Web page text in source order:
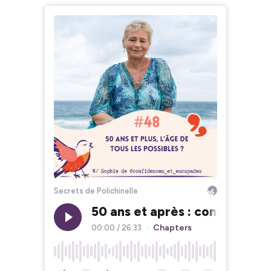
Secrets de Polichinelle
50 ans et après : comment
00:00 / 26:33 Chapters